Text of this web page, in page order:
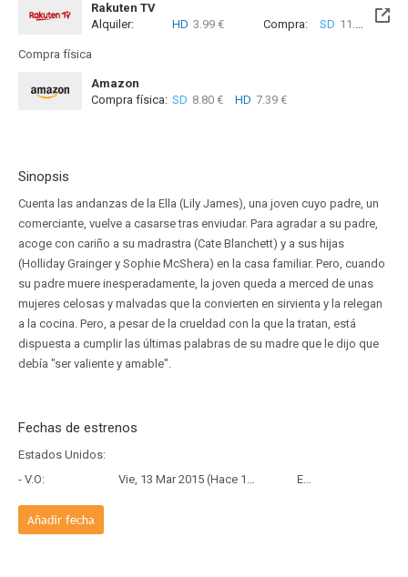
Rakuten TV
Alquiler:
HD 3.99 € Compra: SD 11.99 € HD
Compra física
Amazon
Compra física: SD 8.80 € HD 7.39 €
Sinopsis
Cuenta las andanzas de la Ella (Lily James), una joven cuyo padre, un
comerciante, vuelve a casarse tras enviudar. Para agradar a su padre,
acoge con cariño a su madrastra (Cate Blanchett) y a sus hijas
(Holliday Grainger y Sophie McShera) en la casa familiar. Pero, cuando
su padre muere inesperadamente, la joven queda a merced de unas
mujeres celosas y malvadas que la convierten en sirvienta y la relegan
a la cocina. Pero, a pesar de la crueldad con la que la tratan, está
dispuesta a cumplir las últimas palabras de su madre que le dijo que
debía "ser valiente y amable".
Fechas de estrenos
Estados Unidos:
- V.O:
Vie, 13 Mar 2015 (Hace 11 años y 4 meses) Estreno
Añadir fecha